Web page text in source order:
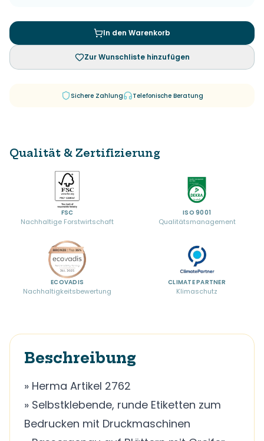
In den Warenkorb
Zur Wunschliste hinzufügen
Sichere Zahlung Telefonische Beratung
Qualität & Zertifizierung
FSC
Nachhaltige Forstwirtschaft
ISO 9001
Qualitätsmanagement
ECOVADIS
Nachhaltigkeitsbewertung
CLIMATE PARTNER
Klimaschutz
Beschreibung
» Herma Artikel 2762
» Selbstklebende, runde Etiketten zum
Bedrucken mit Druckmaschinen